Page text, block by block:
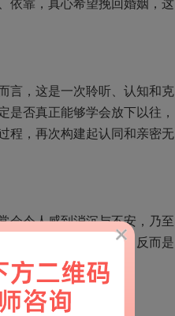
依靠，真心希望挽回婚姻，这
，这是一次聆听、认知和克
是否真正能够学会放下以往，
程，再次构建起认同和亲密无
令人感到消沉与不安，乃至
度的关心别人的眼光，反而是